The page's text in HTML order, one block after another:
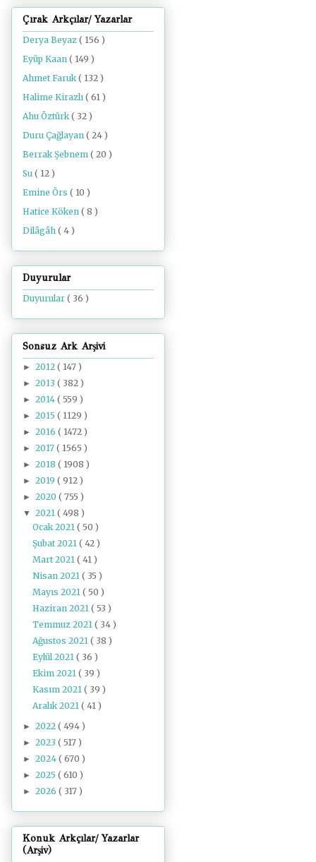
Çırak Arkçılar/ Yazarlar
Derya Beyaz ( 156 )
Eyüp Kaan ( 149 )
Ahmet Faruk ( 132 )
Halime Kirazlı ( 61 )
Ahu Öztürk ( 32 )
Duru Çağlayan ( 24 )
Berrak Şebnem ( 20 )
Su ( 12 )
Emine Örs ( 10 )
Hatice Köken ( 8 )
Dilâgâh ( 4 )
Duyurular
Duyurular ( 36 )
Sonsuz Ark Arşivi
► 2012 ( 147 )
► 2013 ( 382 )
► 2014 ( 559 )
► 2015 ( 1129 )
► 2016 ( 1472 )
► 2017 ( 1565 )
► 2018 ( 1908 )
► 2019 ( 912 )
► 2020 ( 755 )
▼ 2021 ( 498 )
Ocak 2021( 50 )
Şubat 2021( 42 )
Mart 2021( 41 )
Nisan 2021( 35 )
Mayıs 2021( 50 )
Haziran 2021( 53 )
Temmuz 2021( 34 )
Ağustos 2021( 38 )
Eylül 2021( 36 )
Ekim 2021( 39 )
Kasım 2021( 39 )
Aralık 2021( 41 )
► 2022 ( 494 )
► 2023 ( 517 )
► 2024 ( 670 )
► 2025 ( 610 )
► 2026 ( 317 )
Konuk Arkçılar/ Yazarlar
(Arşiv)